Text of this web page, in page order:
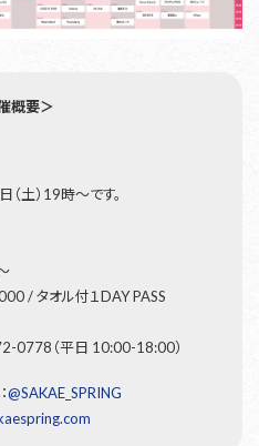
概要＞
土）19時〜です。
/ タオル付１DAY PASS
0778（平日 10:00-18:00）
@SAKAE_SPRING